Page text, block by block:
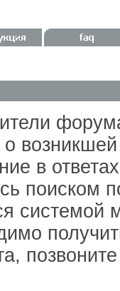
в
поиском
системой